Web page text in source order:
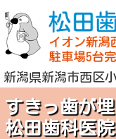
新潟県新潟市西区
すきっ歯が
松田歯科医